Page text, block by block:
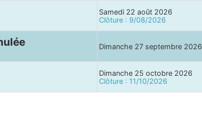
Samedi 22 août 2026
Clôture : 9/08/2026
Dimanche 27 septembre 2026
Dimanche 25 octobre 2026
Clôture : 11/10/2026